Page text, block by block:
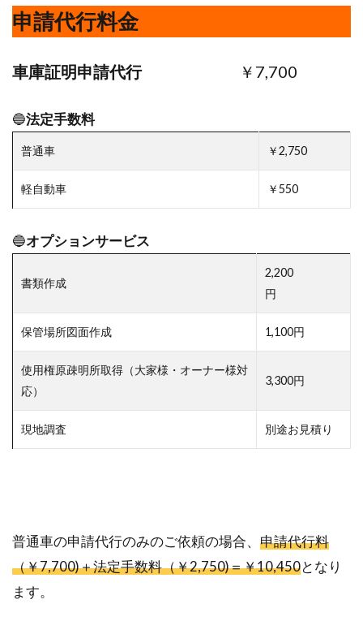
申請代行料金
車庫証明申請代行￥7,700
🔵法定手数料
普通車 ￥2,750
軽自動車 ￥550
🔵オプションサービス
書類作成
2,200
円
保管場所図面作成 1,100円
使用権原疎明所取得（大家様・オーナー様対
応）
3,300円
現地調査 別途お見積り
普通車の申請代行のみのご依頼の場合、 申請代行料
（￥7,700)＋法定手数料（￥2,750)＝￥10,450となり
ます。